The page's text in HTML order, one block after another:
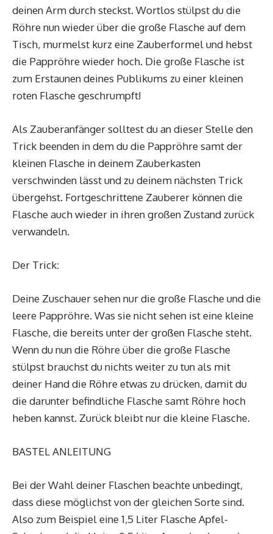
deinen Arm durch steckst. Wortlos stülpst du die
Röhre nun wieder über die große Flasche auf dem
Tisch, murmelst kurz eine Zauberformel und hebst
die Pappröhre wieder hoch. Die große Flasche ist
zum Erstaunen deines Publikums zu einer kleinen
roten Flasche geschrumpft!
Als Zauberanfänger solltest du an dieser Stelle den
Trick beenden in dem du die Pappröhre samt der
kleinen Flasche in deinem Zauberkasten
verschwinden lässt und zu deinem nächsten Trick
übergehst. Fortgeschrittene Zauberer können die
Flasche auch wieder in ihren großen Zustand zurück
verwandeln.
Der Trick:
Deine Zuschauer sehen nur die große Flasche und die
leere Pappröhre. Was sie nicht sehen ist eine kleine
Flasche, die bereits unter der großen Flasche steht.
Wenn du nun die Röhre über die große Flasche
stülpst brauchst du nichts weiter zu tun als mit
deiner Hand die Röhre etwas zu drücken, damit du
die darunter befindliche Flasche samt Röhre hoch
heben kannst. Zurück bleibt nur die kleine Flasche.
BASTEL ANLEITUNG
Bei der Wahl deiner Flaschen beachte unbedingt,
dass diese möglichst von der gleichen Sorte sind.
Also zum Beispiel eine 1,5 Liter Flasche Apfel-